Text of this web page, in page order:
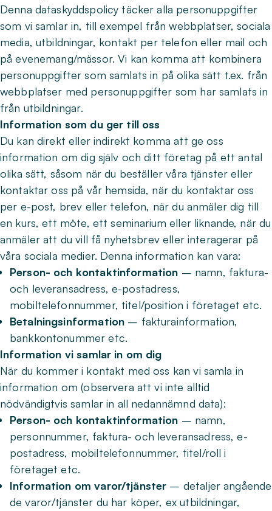
Denna dataskyddspolicy täcker alla personuppgifter
som vi samlar in, till exempel från webbplatser, sociala
media, utbildningar, kontakt per telefon eller mail och
på evenemang/mässor. Vi kan komma att kombinera
personuppgifter som samlats in på olika sätt t.ex. från
webbplatser med personuppgifter som har samlats in
från utbildningar.
Information som du ger till oss
Du kan direkt eller indirekt komma att ge oss
information om dig själv och ditt företag på ett antal
olika sätt, såsom när du beställer våra tjänster eller
kontaktar oss på vår hemsida, när du kontaktar oss
per e-post, brev eller telefon, när du anmäler dig till
en kurs, ett möte, ett seminarium eller liknande, när du
anmäler att du vill få nyhetsbrev eller interagerar på
våra sociala medier. Denna information kan vara:
Person- och kontaktinformation – namn, faktura-
och leveransadress, e-postadress,
mobiltelefonnummer, titel/position i företaget etc.
Betalningsinformation – fakturainformation,
bankkontonummer etc.
Information vi samlar in om dig
När du kommer i kontakt med oss kan vi samla in
information om (observera att vi inte alltid
nödvändigtvis samlar in all nedannämnd data):
Person- och kontaktinformation – namn,
personnummer, faktura- och leveransadress, e-
postadress, mobiltelefonnummer, titel/roll i
företaget etc.
Information om varor/tjänster – detaljer angående
de varor/tjänster du har köper, ex utbildningar,